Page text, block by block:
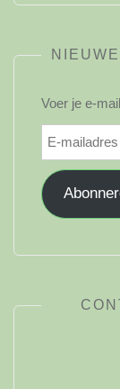
Voer je e-
E-
mailadres